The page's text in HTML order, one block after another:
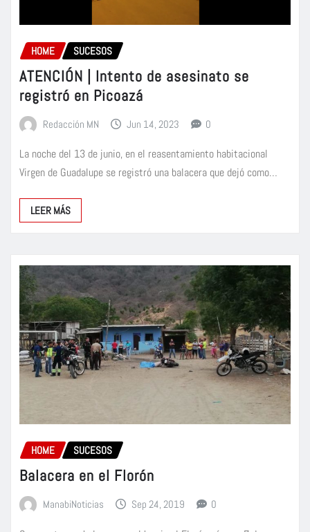
HOME SUCESOS
ATENCIÓN | Intento de asesinato se
registró en Picoazá
Redacción MN Jun 14, 2023 0
La noche del 13 de junio, en el reasentamiento habitacional
Virgen de Guadalupe se registró una balacera que dejó como…
LEER MÁS
HOME SUCESOS
Balacera en el Florón
ManabiNoticias Sep 24, 2019 0